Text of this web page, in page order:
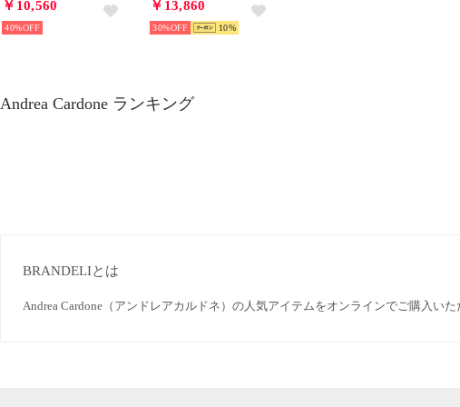
￥10,560
40%
￥13,860
30% 10
Andrea Cardone ランキング
BRANDELIとは
Andrea Cardone（アンドレアカルドネ）の人気アイテムをオンラインでご購入いた